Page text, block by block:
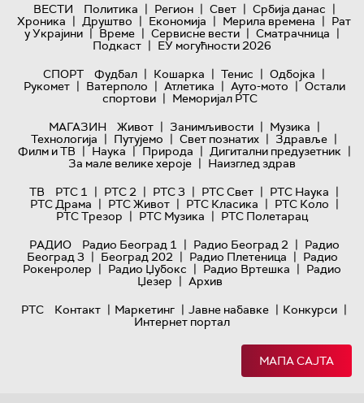
ВЕСТИ Политика | Регион | Свет | Србија данас |
Хроника | Друштво | Економија | Мерила времена | Рат
у Украјини | Време | Сервисне вести | Сматрачница |
Подкаст | ЕУ могућности 2026
СПОРТ
Фудбал | Кошарка | Тенис | Одбојка |
Рукомет | Ватерполо | Атлетика | Ауто-мото | Остали
спортови | Меморијал РТС
МАГАЗИН
Живот | Занимљивости | Музика |
Технологијa | Путујемо | Свет познатих | Здравље |
Филм и ТВ | Наука | Природа | Дигитални предузетник |
За мале велике хероје | Наизглед здрав
ТВ
РТС 1 | РТС 2 | РТС 3 | РТС Свет | РТС Наука |
РТС Драма | РТС Живот | РТС Класика | РТС Коло |
РТС Трезор | РТС Музика | РТС Полетарац
РАДИО
Радио Београд 1 | Радио Београд 2 | Радио
Београд 3 | Београд 202 | Радио Плетеница | Радио
Рокенролер | Радио Џубокс | Радио Вртешка | Радио
Џезер | Архив
РТС
Контакт | Маркетинг | Јавне набавке | Конкурси |
Интернет портал
МАПА САЈТА